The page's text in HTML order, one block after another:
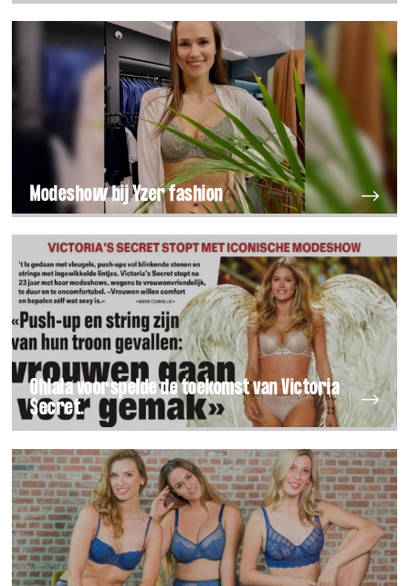
Modeshow bij Yzer fashion
Ohlala voorspelde de toekomst van Victoria
Secret.